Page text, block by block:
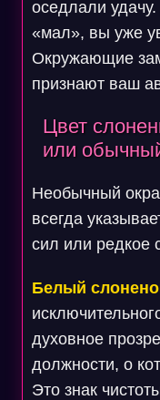
оседлали
«мал», вы уже
Окружающие
признают ваш
Цвет
или
Необычный
всегда
сил или редкое
Белый
духовное
должности, о
Это знак